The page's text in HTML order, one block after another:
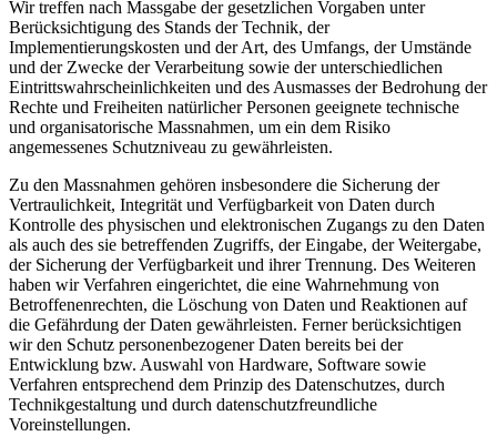
Wir treffen nach Massgabe der gesetzlichen Vorgaben unter
Berücksichtigung des Stands der Technik, der
Implementierungskosten und der Art, des Umfangs, der Umstände
und der Zwecke der Verarbeitung sowie der unterschiedlichen
Eintrittswahrscheinlichkeiten und des Ausmasses der Bedrohung der
Rechte und Freiheiten natürlicher Personen geeignete technische
und organisatorische Massnahmen, um ein dem Risiko
angemessenes Schutzniveau zu gewährleisten.
Zu den Massnahmen gehören insbesondere die Sicherung der
Vertraulichkeit, Integrität und Verfügbarkeit von Daten durch
Kontrolle des physischen und elektronischen Zugangs zu den Daten
als auch des sie betreffenden Zugriffs, der Eingabe, der Weitergabe,
der Sicherung der Verfügbarkeit und ihrer Trennung. Des Weiteren
haben wir Verfahren eingerichtet, die eine Wahrnehmung von
Betroffenenrechten, die Löschung von Daten und Reaktionen auf
die Gefährdung der Daten gewährleisten. Ferner berücksichtigen
wir den Schutz personenbezogener Daten bereits bei der
Entwicklung bzw. Auswahl von Hardware, Software sowie
Verfahren entsprechend dem Prinzip des Datenschutzes, durch
Technikgestaltung und durch datenschutzfreundliche
Voreinstellungen.